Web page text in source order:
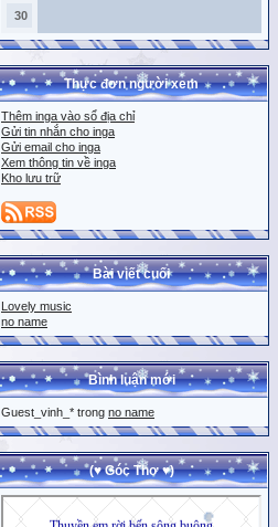
30
Thực đơn người xem
Thêm inga vào sổ địa chỉ
Gửi tin nhắn cho inga
Gửi email cho inga
Xem thông tin về inga
Kho lưu trữ
Bài viết cuối
Lovely music
no name
Bình luận mới
Guest_vinh_* trong no name
(♥ Góc Thơ ♥)